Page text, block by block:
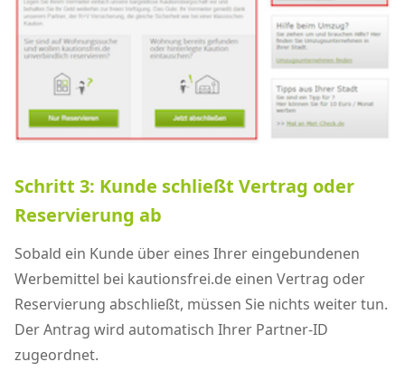
Schritt 3: Kunde schließt Vertrag oder
Reservierung ab
Sobald ein Kunde über eines Ihrer eingebundenen
Werbemittel bei kautionsfrei.de einen Vertrag oder
Reservierung abschließt, müssen Sie nichts weiter tun.
Der Antrag wird automatisch Ihrer Partner-ID
zugeordnet.